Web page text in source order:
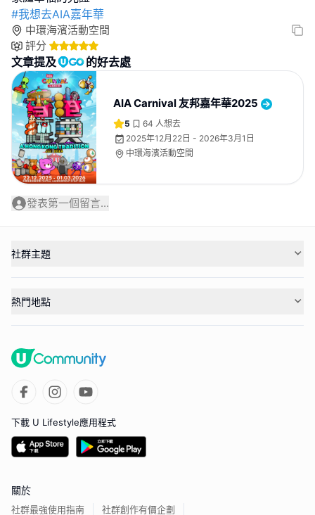
#我想去AIA嘉年華
中環海濱活動空間
評分
文章提及 的好去處
AIA Carnival 友邦嘉年華2025
5 64 人想去
2025年12月22日 - 2026年3月1日
中環海濱活動空間
發表第一個留言...
社群主題
熱門地點
下載 U Lifestyle應用程式
關於
社群最強使用指南 社群創作有價企劃